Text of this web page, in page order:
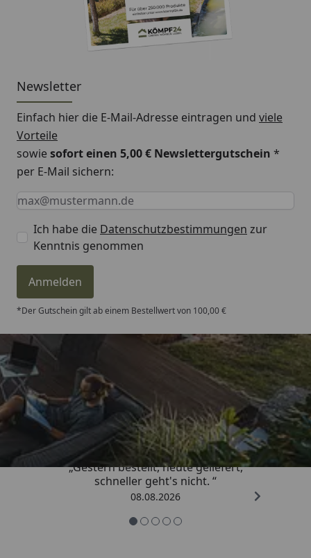
Newsletter
Einfach hier die E-Mail-Adresse eintragen und viele
Vorteile
sowiesofort einen 5,00 € Newslettergutschein *
per E-Mail sichern:
Keine Eingabe erforderlich
Eingabe erforderlich
E-Mail *
Ich habe die Datenschutzbestimmungen zur
Kenntnis genommen
Anmelden
*Der Gutschein gilt ab einem Bestellwert von 100,00 €
Trusted Shops
4,81/ 5
„Gestern bestellt, heute geliefert,
schneller geht's nicht. “
08.08.2026